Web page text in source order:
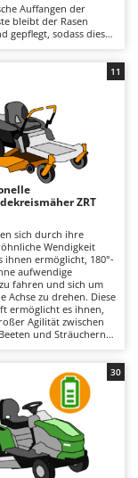
Auffangen der
bleibt der Rasen
gepflegt, sodass diese
leeren, wenn er voll
die Sauberkeit
der Messer zu
ZRT
sich durch ihre
Wendigkeit
ihnen ermöglicht, 180°-
aufwendige
fahren und sich um
Achse zu drehen. Diese
ermöglicht es ihnen,
Agilität zwischen
und Sträuchern
Ergebnis mit der
die Mulch-Funktion
Es wird empfohlen,
den Zustand der
überprüfen und
zu entfernen.
11
30